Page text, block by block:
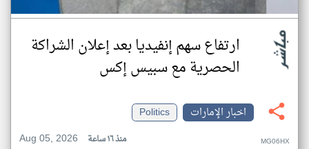
ارتفاع سهم إنفيديا بعد إعلان الشراكة
الحصرية مع سبيس إكس
اخبار الإمارات
Politics
Aug 05, 2026
منذ ١٦ ساعة MG06HX